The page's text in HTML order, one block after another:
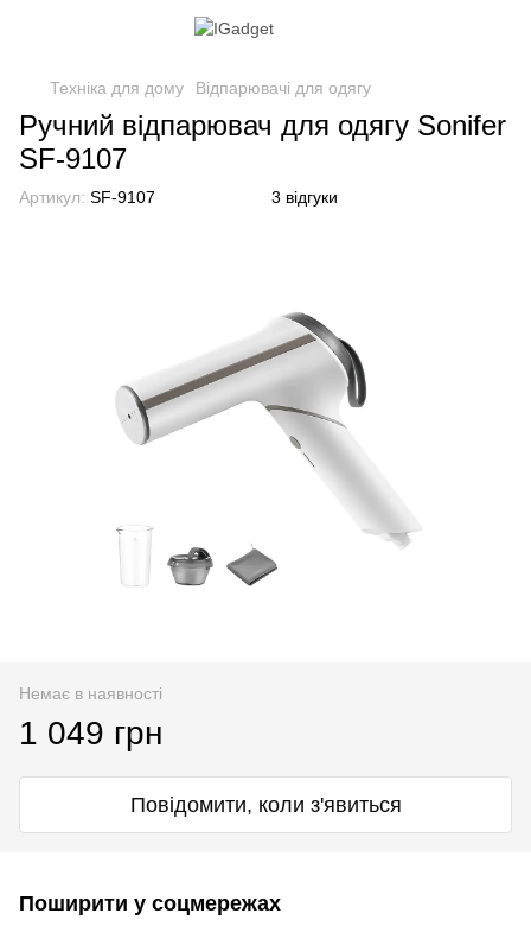
Техніка для дому Відпарювачі для одягу
Ручний відпарювач для одягу Sonifer
SF-9107
Артикул: SF-9107 3 відгуки
Немає в наявності
1 049 грн
Повідомити, коли з'явиться
Поширити у соцмережах